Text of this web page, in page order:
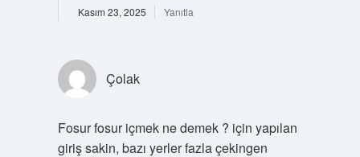
Kasım 23, 2025 Yanıtla
Çolak
Fosur fosur içmek ne demek ? için yapılan
giriş sakin, bazı yerler fazla çekingen